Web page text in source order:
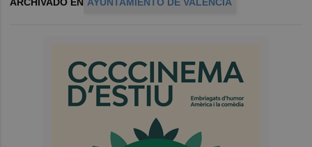
ARCHIVADO EN AYUNTAMIENTO DE VALÈNCIA